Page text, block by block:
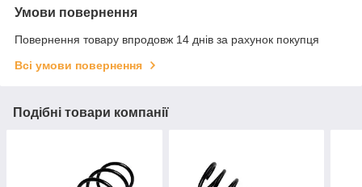
Умови повернення
Повернення товару впродовж 14 днів за рахунок покупця
Всі умови повернення
Подібні товари компанії